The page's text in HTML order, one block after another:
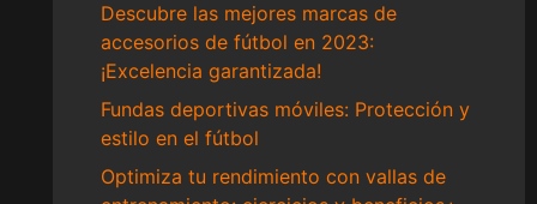
Descubre las mejores marcas de
accesorios de fútbol en 2023:
¡Excelencia garantizada!
Fundas deportivas móviles: Protección y
estilo en el fútbol
Optimiza tu rendimiento con vallas de